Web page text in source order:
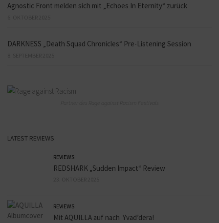
Agnostic Front melden sich mit „Echoes In Eternity“ zurück
DARKNESS „Death Squad Chronicles“ Pre-Listening Session
LATEST REVIEWS
REVIEWS
REDSHARK „Sudden Impact“ Review
REVIEWS
Mit AQUILLA auf nach Yvad’dera!